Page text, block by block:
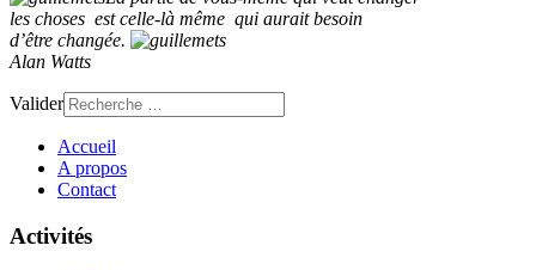
les choses est celle-là même qui aurait besoin
d’être changée.
Alan Watts
Valider
Accueil
A propos
Contact
Activités